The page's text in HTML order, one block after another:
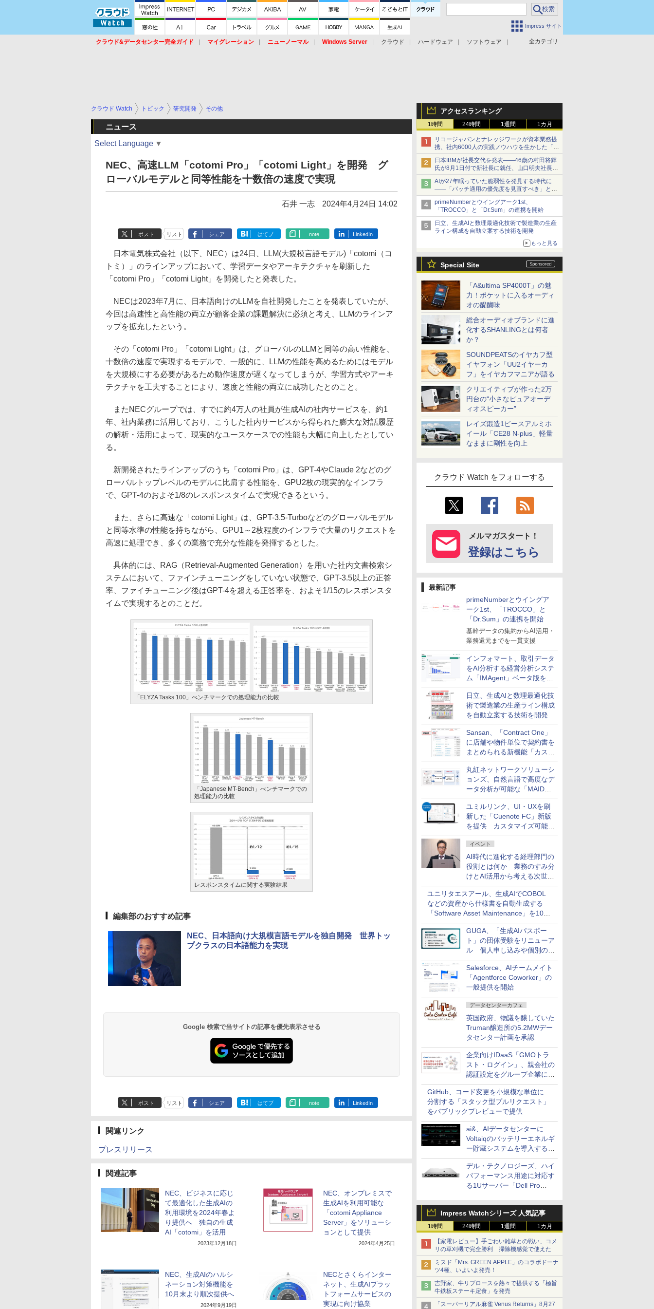
Impress サイト
全カテゴリ
クラウド&データセンター完全ガイド マイグレーション ニューノーマル Windows Server クラウド ハードウェア
ソフトウェア
アクセスランキング
1時間 24時間 1週間 1カ月
リコージャパンとナレッジワークが資本業務提
携、社内6000人の実践ノウハウを生かした「AI
商談記録 for RICOH」を展開へ
日本IBMが社長交代を発表――46歳の村田将輝
氏が8月1日付で新社長に就任、山口明夫社長は
会長へ
AIが27年眠っていた脆弱性を発見する時代に
――「パッチ適用の優先度を見直すべき」とセ
キュリティ専門家
primeNumberとウイングアーク1st、
「TROCCO」と「Dr.Sum」の連携を開始
日立、生成AIと数理最適化技術で製造業の生産
ライン構成を自動立案する技術を開発
もっと見る
Special Site
「A&ultima SP4000T」の魅
力！ポケットに入るオーディ
オの醍醐味
総合オーディオブランドに進
化するSHANLINGとは何者
か？
SOUNDPEATSのイヤカフ型
イヤフォン「UU2イヤーカ
フ」をイヤカフマニアが語る
クリエイティブが作った2万
円台の“小さなピュアオーデ
ィオスピーカー”
レイズ鍛造1ピースアルミホ
イール「CE28 N-plus」軽量
なままに剛性を向上
クラウド Watch をフォローする
メルマガスタート！
登録はこちら
最新記事
primeNumberとウイングア
ーク1st、「TROCCO」と
「Dr.Sum」の連携を開始
基幹データの集約からAI活用・
業務還元までを一貫支援
インフォマート、取引データ
をAI分析する経営分析システ
ム「IMAgent」ベータ版を提
供
日立、生成AIと数理最適化技
術で製造業の生産ライン構成
を自動立案する技術を開発
Sansan、「Contract One」
に店舗や物件単位で契約書を
まとめられる新機能「カスタ
ム契約ツリー」を追加
丸紅ネットワークソリューシ
ョンズ、自然言語で高度なデ
ータ分析が可能な「MAIDOA
AI ASSIST」を9月より提供
ユミルリンク、UI・UXを刷
新した「Cuenote FC」新版
を提供 カスタマイズ可能な
ダッシュボード画面を搭載
イベント
AI時代に進化する経理部門の
役割とは何か 業務のすみ分
けとAI活用から考える次世代
ファイナンス戦略
ユニリタエスアール、生成AIでCOBOL
などの資産から仕様書を自動生成する
「Software Asset Maintenance」を10月
に発売
GUGA、「生成AIパスポー
ト」の団体受験をリニューア
ル 個人申し込みや個別の支
払いなどに対応
Salesforce、AIチームメイト
「Agentforce Coworker」の
一般提供を開始
データセンターカフェ
英国政府、物議を醸していた
Truman醸造所の5.2MWデー
タセンター計画を承認
企業向けIDaaS「GMOトラ
スト・ログイン」、親会社の
認証設定をグループ企業に展
開できる新機能を提供
GitHub、コード変更を小規模な単位に
分割する「スタック型プルリクエスト」
をパブリックプレビューで提供
ai&、AIデータセンターに
Voltaiqのバッテリーエネルギ
ー貯蔵システムを導入する計
画を発表
デル・テクノロジーズ、ハイ
パフォーマンス用途に対応す
る1Uサーバー「Dell Pro
売
Impress Watchシリーズ 人気記事
1時間 24時間 1週間 1カ月
【家電レビュー】手ごわい雑草との戦い、コメ
リの草刈機で完全勝利 掃除機感覚で使えた
ミスド「Mrs. GREEN APPLE」のコラボドーナ
ツ4種、いよいよ発売！
吉野家、牛リブロースを熱々で提供する「極旨
牛鉄板ステーキ定食」を発売
「スーパーリアル麻雀 Venus Returns」8月27
クラウド Watch トピック 研究開発 その他
ニュース
Select Language ▼
NEC、高速LLM「cotomi Pro」「cotomi Light」を開発 グ
ローバルモデルと同等性能を十数倍の速度で実現
石井 一志 2024年4月24日 14:02
ポスト リスト シェア はてブ note LinkedIn
日本電気株式会社（以下、NEC）は24日、LLM(大規模言語モデル)「cotomi（コ
トミ）」のラインアップにおいて、学習データやアーキテクチャを刷新した
「cotomi Pro」「cotomi Light」を開発したと発表した。
NECは2023年7月に、日本語向けのLLMを自社開発したことを発表していたが、
今回は高速性と高性能の両立が顧客企業の課題解決に必須と考え、LLMのラインア
ップを拡充したという。
その「cotomi Pro」「cotomi Light」は、グローバルのLLMと同等の高い性能を、
十数倍の速度で実現するモデルで、一般的に、LLMの性能を高めるためにはモデル
を大規模にする必要があるため動作速度が遅くなってしまうが、学習方式やアーキ
テクチャを工夫することにより、速度と性能の両立に成功したとのこと。
またNECグループでは、すでに約4万人の社員が生成AIの社内サービスを、約1
年、社内業務に活用しており、こうした社内サービスから得られた膨大な対話履歴
の解析・活用によって、現実的なユースケースでの性能も大幅に向上したとしてい
る。
新開発されたラインアップのうち「cotomi Pro」は、GPT-4やClaude 2などのグ
ローバルトップレベルのモデルに比肩する性能を、GPU2枚の現実的なインフラ
で、GPT-4のおよそ1/8のレスポンスタイムで実現できるという。
また、さらに高速な「cotomi Light」は、GPT-3.5-Turboなどのグローバルモデル
と同等水準の性能を持ちながら、GPU1～2枚程度のインフラで大量のリクエストを
高速に処理でき、多くの業務で充分な性能を発揮するとした。
具体的には、RAG（Retrieval-Augmented Generation）を用いた社内文書検索シ
ステムにおいて、ファインチューニングをしていない状態で、GPT-3.5以上の正答
率、ファイチューニング後はGPT-4を超える正答率を、およそ1/15のレスポンスタ
イムで実現するとのことだ。
「ELYZA Tasks 100」べンチマークでの処理能力の比較
「Japanese MT-Bench」べンチマークでの
処理能力の比較
レスポンスタイムに関する実験結果
編集部のおすすめ記事
NEC、日本語向け大規模言語モデルを独自開発 世界トッ
プクラスの日本語能力を実現
Google 検索で当サイトの記事を優先表示させる
ポスト リスト シェア はてブ note LinkedIn
関連リンク
プレスリリース
関連記事
NEC、ビジネスに応じ
て最適化した生成AIの
利用環境を2024年春よ
り提供へ 独自の生成
AI「cotomi」を活用
2023年12月18日
NEC、オンプレミスで
生成AIを利用可能な
「cotomi Appliance
Server」をソリューシ
ョンとして提供
2024年4月25日
NEC、生成AIのハルシ
ネーション対策機能を
10月末より順次提供へ
2024年9月19日
NECとさくらインター
ネット、生成AIプラッ
トフォームサービスの
実現に向け協業